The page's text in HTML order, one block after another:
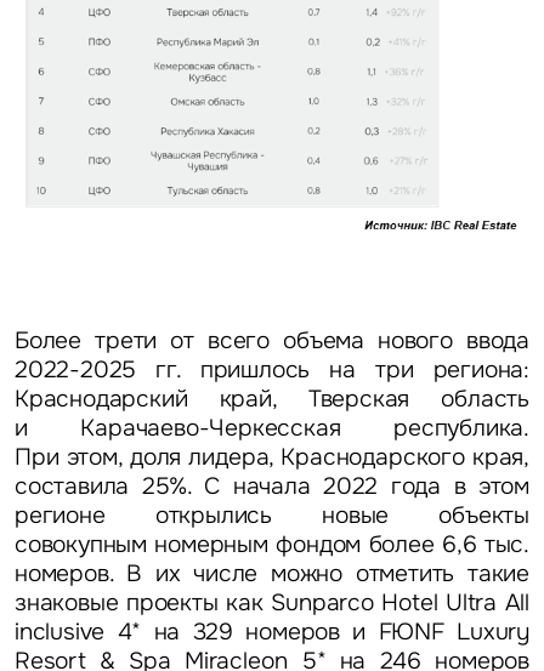
Более трети от всего объема нового ввода
2022-2025 гг. пришлось на три региона:
Краснодарский край, Тверская область
и Карачаево-Черкесская республика.
При этом, доля лидера, Краснодарского края,
составила 25%. С начала 2022 года в этом
регионе открылись новые объекты
совокупным номерным фондом более 6,6 тыс.
номеров. В их числе можно отметить такие
знаковые проекты как Sunparco Hotel Ultra All
inclusive 4* на 329 номеров и FЮNF Luxury
Resort & Spa Miracleon 5* на 246 номеров
Вопрос
Предложение
Уведомления
Объявление
Это обязательное поле
Это обязательное поле
Это обязательное поле
Отправить
Нажимая на кнопку «Отправить», вы даете свое согласие